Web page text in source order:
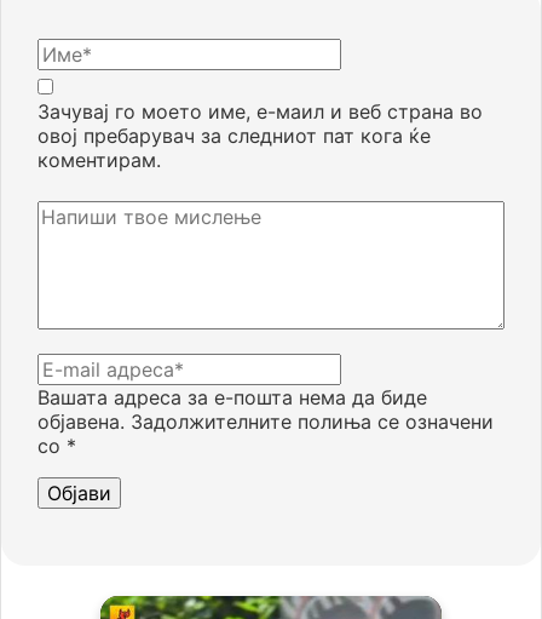
Вашата адреса за е-пошта нема да биде
објавена. Задолжителните полиња се означени
со *
Зачувај го моето име, е-маил и веб страна во
овој пребарувач за следниот пат кога ќе
коментирам.